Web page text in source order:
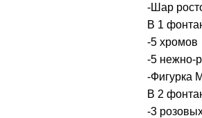
-Шар
В 1
-5 хромов
-5 нежно-
-Фигурка
В 2
-3